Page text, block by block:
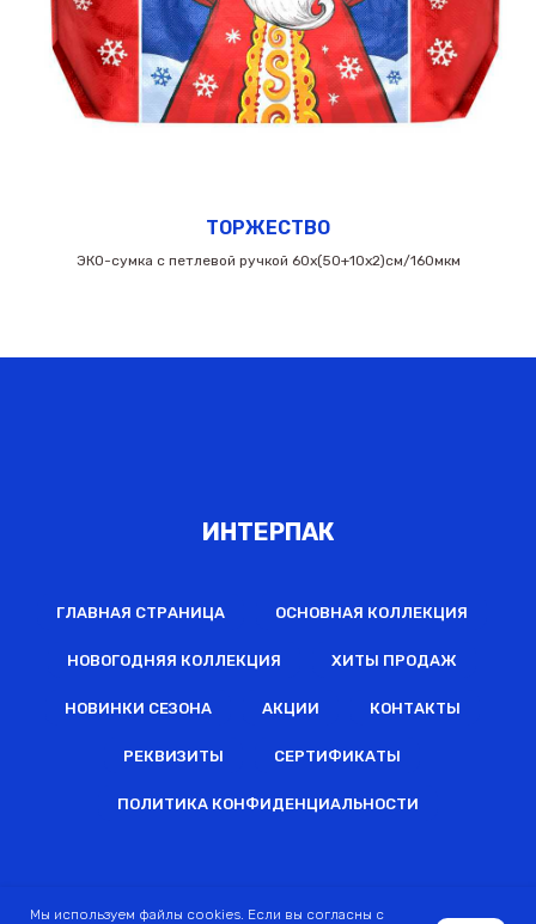
ТОРЖЕСТВО
ЭКО-сумка с петлевой ручкой 60х(50+10х2)см/160мкм
ИНТЕРПАК
ГЛАВНАЯ СТРАНИЦА ОСНОВНАЯ КОЛЛЕКЦИЯ
НОВОГОДНЯЯ КОЛЛЕКЦИЯ ХИТЫ ПРОДАЖ
НОВИНКИ СЕЗОНА АКЦИИ КОНТАКТЫ
РЕКВИЗИТЫ СЕРТИФИКАТЫ
ПОЛИТИКА КОНФИДЕНЦИАЛЬНОСТИ
Мы используем файлы cookies. Если вы согласны с